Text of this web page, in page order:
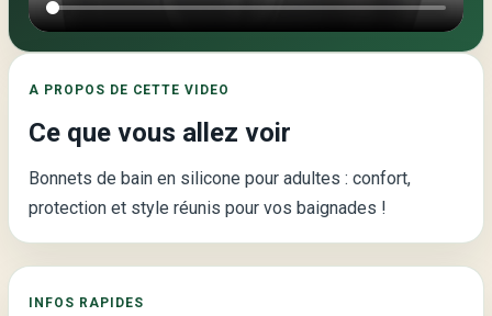
la
de
en
Silicone
pour
A PROPOS DE CETTE VIDEO
Ce que vous allez voir
Bonnets de bain en silicone pour adultes : confort,
protection et style réunis pour vos baignades !
INFOS RAPIDES